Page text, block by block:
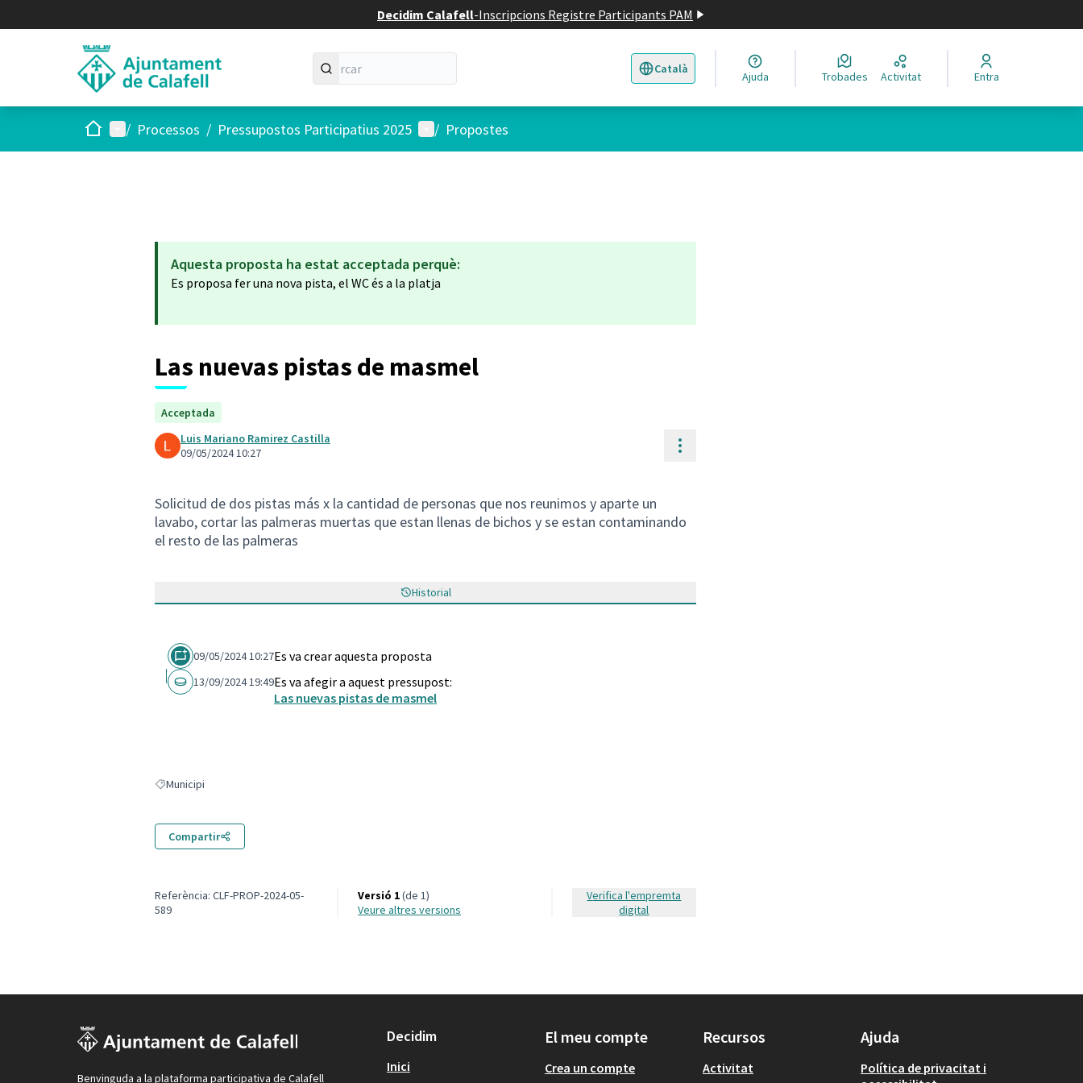
Decidim Calafell-Inscripcions Registre Participants PAM
Català
Triar la llengua Elegir el idioma
Ajuda Trobades Activitat Entra
Inici Menú principal
/ Processos / Pressupostos Participatius 2025 Menú d'usuari
/ Propostes
Aquesta proposta ha estat acceptada perquè:
Es proposa fer una nova pista, el WC és a la platja
Las nuevas pistas de masmel
Acceptada
Luis Mariano Ramirez Castilla
09/05/2024 10:27
Controls de recursos
Solicitud de dos pistas más x la cantidad de personas que nos reunimos y aparte un
lavabo, cortar las palmeras muertas que estan llenas de bichos y se estan contaminando
el resto de las palmeras
Historial
09/05/2024 10:27Es va crear aquesta proposta
13/09/2024 19:49Es va afegir a aquest pressupost:
Las nuevas pistas de masmel
Resultats en filtrar per: Municipi
Municipi
Compartir
Referència: CLF-PROP-2024-05-
589
Versió 1(de 1)
veure altres versions
Verifica l'empremta
digital
Benvinguda a la plataforma participativa de Calafell
Decidim
Inici
El meu compte
Crea un compte
Recursos
Activitat
Ajuda
Política de privacitat i